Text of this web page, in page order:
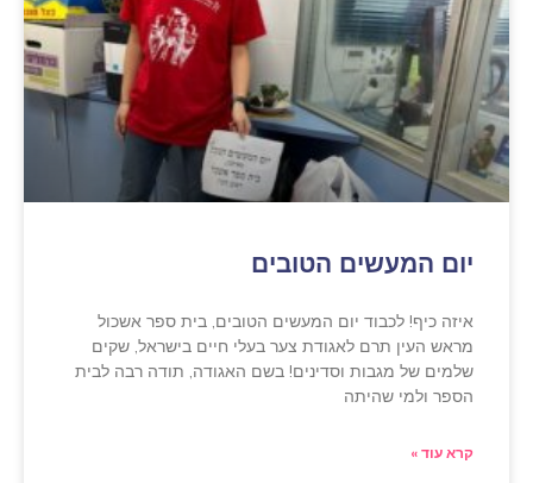
יום המעשים הטובים
איזה כיף! לכבוד יום המעשים הטובים, בית ספר אשכול
מראש העין תרם לאגודת צער בעלי חיים בישראל, שקים
שלמים של מגבות וסדינים! בשם האגודה, תודה רבה לבית
הספר ולמי שהיתה
קרא עוד »